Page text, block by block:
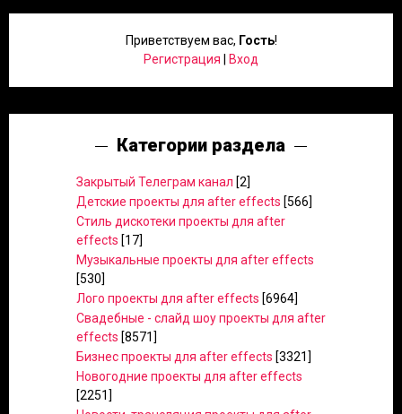
Приветствуем вас, Гость!
Регистрация
Вход
Категории раздела
Закрытый Телеграм канал [2]
Детские проекты для after effects [566]
Стиль дискотеки проекты для after
effects [17]
Музыкальные проекты для after effects
[530]
Лого проекты для after effects [6964]
Свадебные - слайд шоу проекты для after
effects [8571]
Бизнес проекты для after effects [3321]
Новогодние проекты для after effects
[2251]